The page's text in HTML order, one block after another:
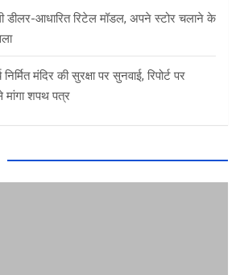
डीलर-आधारित रिटेल मॉडल, अपने स्टोर चलाने के
मंदिर की सुरक्षा पर सुनवाई, रिपोर्ट पर
मांगा शपथ पत्र